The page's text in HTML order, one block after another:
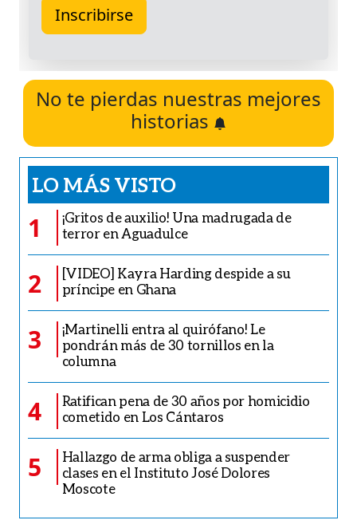
No te pierdas nuestras mejores
historias
LO MÁS VISTO
1
¡Gritos de auxilio! Una madrugada de
terror en Aguadulce
2
[VIDEO] Kayra Harding despide a su
príncipe en Ghana
3
¡Martinelli entra al quirófano! Le
pondrán más de 30 tornillos en la
columna
4
Ratifican pena de 30 años por homicidio
cometido en Los Cántaros
5
Hallazgo de arma obliga a suspender
clases en el Instituto José Dolores
Moscote